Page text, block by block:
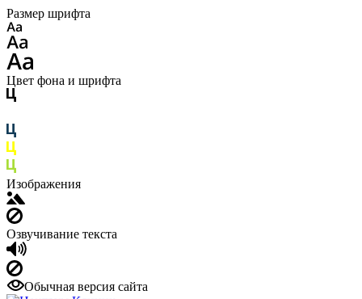
Размер шрифта
Цвет фона и шрифта
Изображения
Озвучивание текста
Обычная версия сайта